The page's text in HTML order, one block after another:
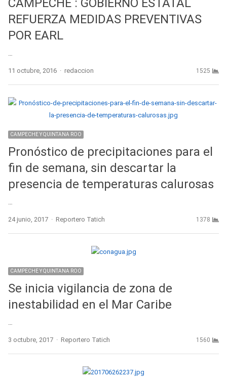
CAMPECHE : GOBIERNO ESTATAL
REFUERZA MEDIDAS PREVENTIVAS
POR EARL
…
11 octubre, 2016 Author
redaccion 1525
CAMPECHE Y QUINTANA ROO
Pronóstico de precipitaciones para el
fin de semana, sin descartar la
presencia de temperaturas calurosas
…
24 junio, 2017 Author
Reportero Tatich 1378
CAMPECHE Y QUINTANA ROO
Se inicia vigilancia de zona de
inestabilidad en el Mar Caribe
…
3 octubre, 2017 Author
Reportero Tatich 1560